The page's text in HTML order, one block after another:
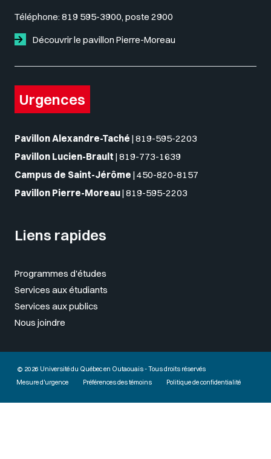
Téléphone: 819 595-3900, poste 2900
Découvrir le pavillon Pierre-Moreau
Urgences
Pavillon Alexandre-Taché | 819-595-2203
Pavillon Lucien-Brault | 819-773-1639
Campus de Saint-Jérôme | 450-820-8157
Pavillon Pierre-Moreau| 819-595-2203
Liens rapides
Programmes d'études
Services aux étudiants
Services aux publics
Nous joindre
© 2026 Université du Québec en Outaouais - Tous droits réservés
Mesure d'urgence
Préférences des témoins Politique de confidentialité